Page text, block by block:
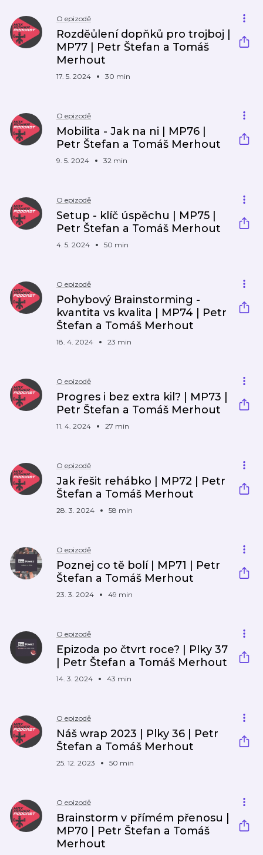
O epizodě
Rozděůlení dopňků pro trojboj |
MP77 | Petr Štefan a Tomáš
Merhout
17. 5. 2024 30 min
O epizodě
Mobilita - Jak na ni | MP76 |
Petr Štefan a Tomáš Merhout
9. 5. 2024 32 min
O epizodě
Setup - klíč úspěchu | MP75 |
Petr Štefan a Tomáš Merhout
4. 5. 2024 50 min
O epizodě
Pohybový Brainstorming -
kvantita vs kvalita | MP74 | Petr
Štefan a Tomáš Merhout
18. 4. 2024 23 min
O epizodě
Progres i bez extra kil? | MP73 |
Petr Štefan a Tomáš Merhout
11. 4. 2024 27 min
O epizodě
Jak řešit rehábko | MP72 | Petr
Štefan a Tomáš Merhout
28. 3. 2024 58 min
O epizodě
Poznej co tě bolí | MP71 | Petr
Štefan a Tomáš Merhout
23. 3. 2024 49 min
O epizodě
Epizoda po čtvrt roce? | Plky 37
| Petr Štefan a Tomáš Merhout
14. 3. 2024 43 min
O epizodě
Náš wrap 2023 | Plky 36 | Petr
Štefan a Tomáš Merhout
25. 12. 2023 50 min
O epizodě
Brainstorm v přímém přenosu |
MP70 | Petr Štefan a Tomáš
Merhout